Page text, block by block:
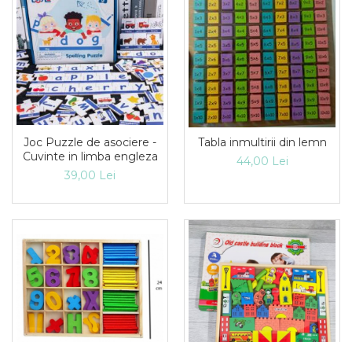
Joc Puzzle de asociere -
Cuvinte in limba engleza
39,00 Lei
Tabla inmultirii din lemn
44,00 Lei